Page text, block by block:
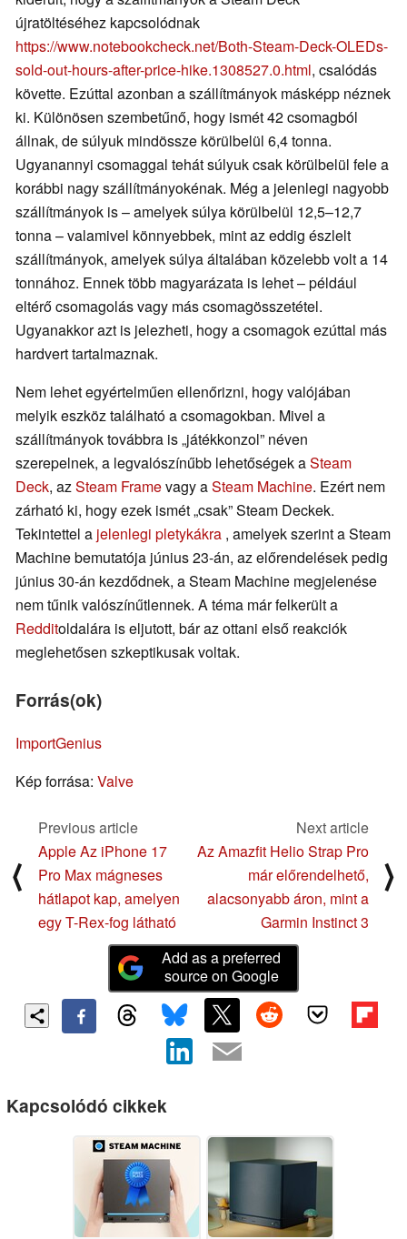
újratöltéséhez kapcsolódnak
https://www.notebookcheck.net/Both-Steam-Deck-OLEDs-
sold-out-hours-after-price-hike.1308527.0.html, csalódás
követte. Ezúttal azonban a szállítmányok másképp néznek
ki. Különösen szembetűnő, hogy ismét 42 csomagból
állnak, de súlyuk mindössze körülbelül 6,4 tonna.
Ugyanannyi csomaggal tehát súlyuk csak körülbelül fele a
korábbi nagy szállítmányokénak. Még a jelenlegi nagyobb
szállítmányok is – amelyek súlya körülbelül 12,5–12,7
tonna – valamivel könnyebbek, mint az eddig észlelt
szállítmányok, amelyek súlya általában közelebb volt a 14
tonnához. Ennek több magyarázata is lehet – például
eltérő csomagolás vagy más csomagösszetétel.
Ugyanakkor azt is jelezheti, hogy a csomagok ezúttal más
hardvert tartalmaznak.
Nem lehet egyértelműen ellenőrizni, hogy valójában
melyik eszköz található a csomagokban. Mivel a
szállítmányok továbbra is „játékkonzol” néven
szerepelnek, a legvalószínűbb lehetőségek aSteam
Deck, azSteam Framevagy aSteam Machine. Ezért nem
zárható ki, hogy ezek ismét „csak” Steam Deckek.
Tekintettel a jelenlegi pletykákra , amelyek szerint a Steam
Machine bemutatója június 23-án, az előrendelések pedig
június 30-án kezdődnek, a Steam Machine megjelenése
nem tűnik valószínűtlennek. A téma már felkerült a
Redditoldalára is eljutott, bár az ottani első reakciók
meglehetősen szkeptikusak voltak.
Forrás(ok)
ImportGenius
Kép forrása: Valve
⟨
Previous article
Apple Az iPhone 17
Pro Max mágneses
hátlapot kap, amelyen
egy T-Rex-fog látható
Next article
Az Amazfit Helio Strap Pro
már előrendelhető,
alacsonyabb áron, mint a
Garmin Instinct 3
⟩
Add as a preferred
source on Google
Kapcsolódó cikkek